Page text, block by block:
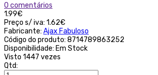
0 comentários
1.99€
Preço s/ iva: 1.62€
Fabricante: Ajax Fabuloso
Código do produto: 8714789863252
Disponibilidade: Em Stock
Visto 1447 vezes
Qtd: